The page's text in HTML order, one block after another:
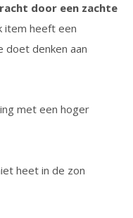
door een zachte
item heeft een
denken aan
met een hoger
heet in de zon